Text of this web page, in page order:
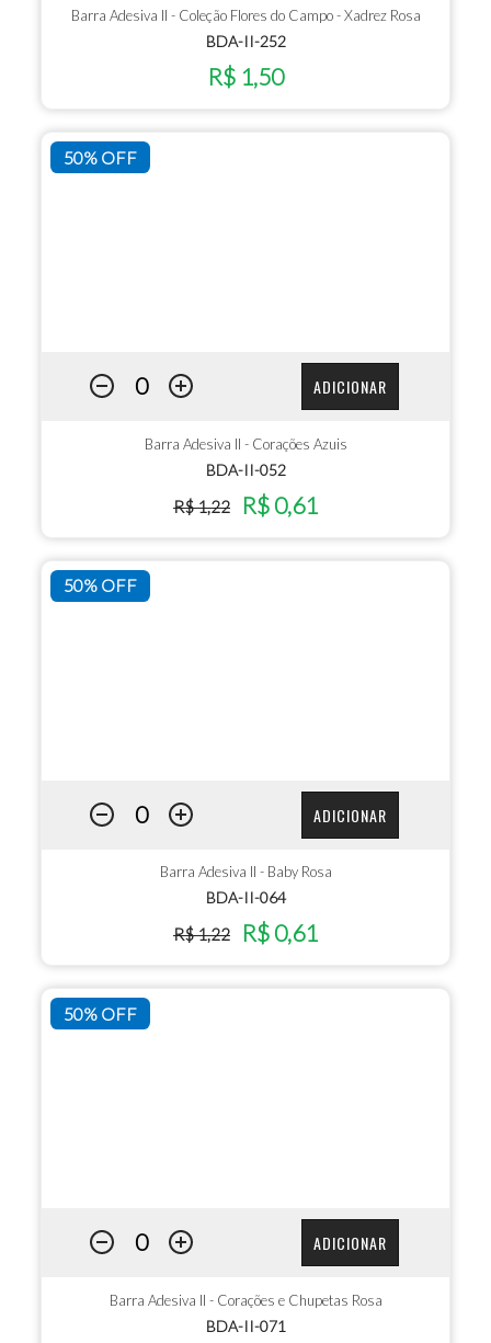
Barra Adesiva II - Coleção Flores do Campo - Xadrez Rosa
BDA-II-252
R$ 1,50
50% OFF
ADICIONAR
Barra Adesiva II - Corações Azuis
BDA-II-052
R$ 1,22 R$ 0,61
50% OFF
ADICIONAR
Barra Adesiva II - Baby Rosa
BDA-II-064
R$ 1,22 R$ 0,61
50% OFF
ADICIONAR
Barra Adesiva II - Corações e Chupetas Rosa
BDA-II-071